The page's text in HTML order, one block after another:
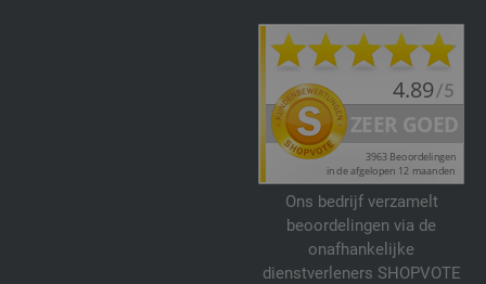
Ons bedrijf verzamelt
beoordelingen via de
onafhankelijke
dienstverleners SHOPVOTE